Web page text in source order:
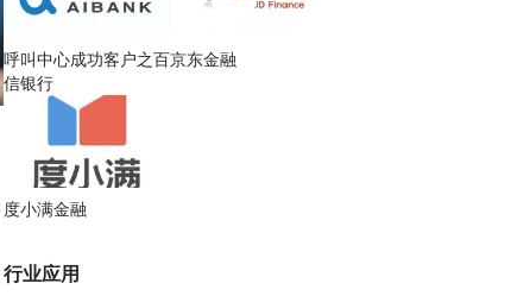
呼叫中心成功客户之百
信银行
京东金融
度小满金融
行业应用